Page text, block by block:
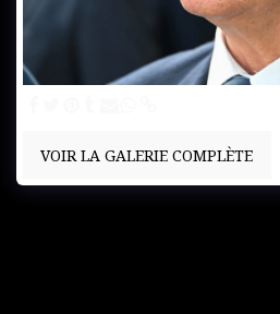
VOIR LA GALERIE COMPLÈTE